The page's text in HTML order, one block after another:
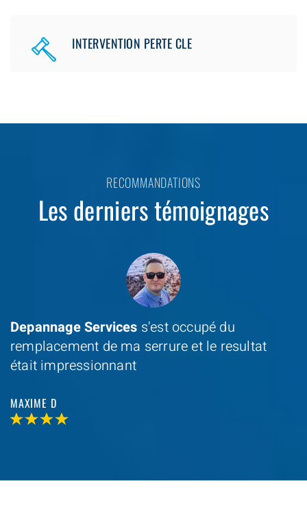
INTERVENTION PERTE CLE
RECOMMANDATIONS
Les derniers témoignages
Depannage Services s'est occupé du
remplacement de ma serrure et le resultat
était impressionnant
MAXIME D